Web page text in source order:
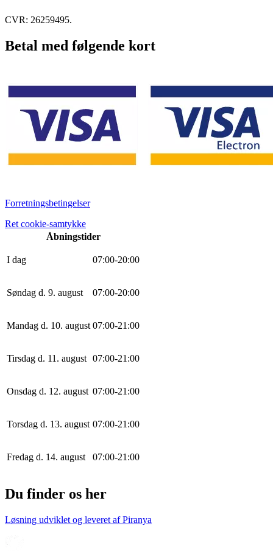
CVR: 26259495.
Betal med følgende kort
Forretningsbetingelser
Ret cookie-samtykke
Åbningstider
I dag 07:00-20:00
Søndag d. 9. august 07:00-20:00
Mandag d. 10. august 07:00-21 :00
Tirsdag d. 11. august 07:00-21 :00
Onsdag d. 12. august 07:00-21 :00
Torsdag d. 13. august 07:00-21 :00
Fredag d. 14. august 07:00-21 :00
Du finder os her
Løsning udviklet og leveret afPiranya